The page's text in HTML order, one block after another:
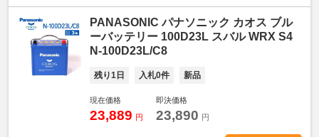
PANASONIC パナソニック カオス ブル
ーバッテリー 100D23L スバル WRX S4
N-100D23L/C8
残り1日 入札0件 新品
現在価格
23,889 円
即決価格
23,890 円